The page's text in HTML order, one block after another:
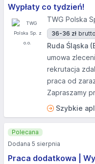
Wypłaty co tydzień!
TWG Polska
36-36 zł
Ruda Śląska
umowa
rekrutacja
praca od
Zapraszamy
Szybkie
Praca dodatkowa |
Polecana
Dodana 5 sierpnia